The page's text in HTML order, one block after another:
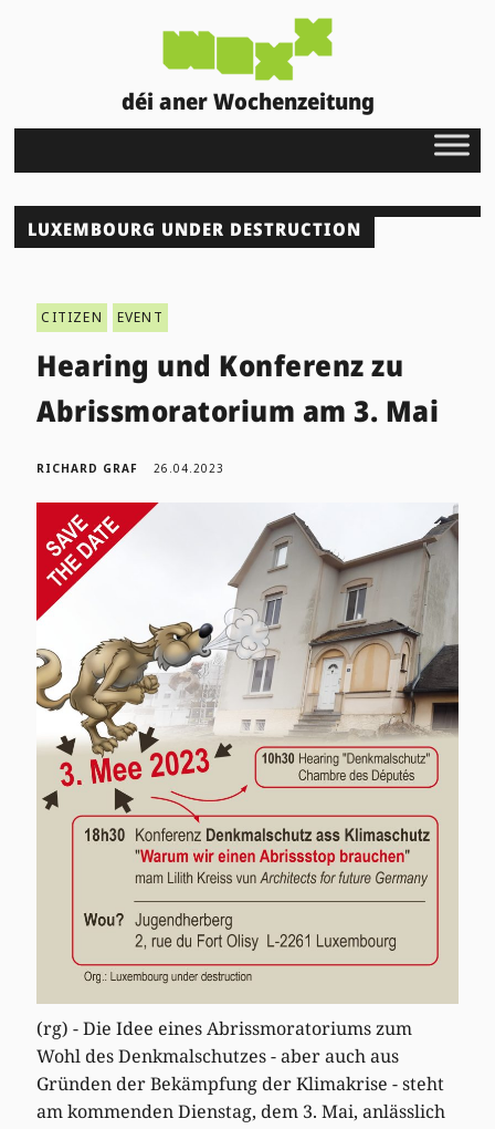
déi aner Wochenzeitung
LUXEMBOURG UNDER DESTRUCTION
CITIZEN EVENT
Hearing und Konferenz zu
Abrissmoratorium am 3. Mai
RICHARD GRAF 26.04.2023
(rg) - Die Idee eines Abrissmoratoriums zum
Wohl des Denkmalschutzes - aber auch aus
Gründen der Bekämpfung der Klimakrise - steht
am kommenden Dienstag, dem 3. Mai, anlässlich